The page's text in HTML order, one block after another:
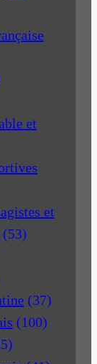
et
et
(53)
(37)
(100)